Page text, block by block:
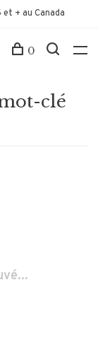
+ au Canada
0
clé